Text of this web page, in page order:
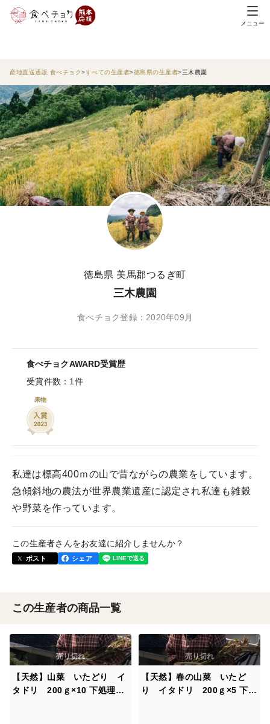
メニュー
産地直送通販 食べチョク すべての生産者 徳島県の生産者 三木農園
徳島県 美馬郡つるぎ町
三木農園
食べチョク登録：2020年09月
食べチョクAWARD受賞歴
受賞件数：1件
果物
私達は標高400ｍの山で昔ながらの農業をしています。
急傾斜地の農法が世界農業遺産に認定され私達も雑穀
や野菜を作っています。
この生産者さんをお友達に紹介しませんか？
ポスト シェア
この生産者の商品一覧
【天然】山菜 いたどり イ
タドリ 200ｇ×10 下処理済
【天然】春の山菜 いたど
り イタドリ 200ｇ×5 下処